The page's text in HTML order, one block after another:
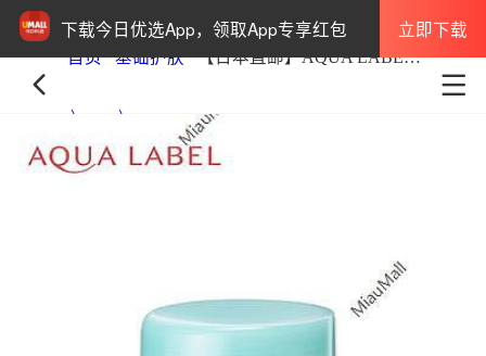
下载今日优选App，领取App专享红包 立即下载
首页 基础护肤 【日本直邮】AQUA LABEL水之印 氨基酸保湿面霜100g 2021年8月21日发售